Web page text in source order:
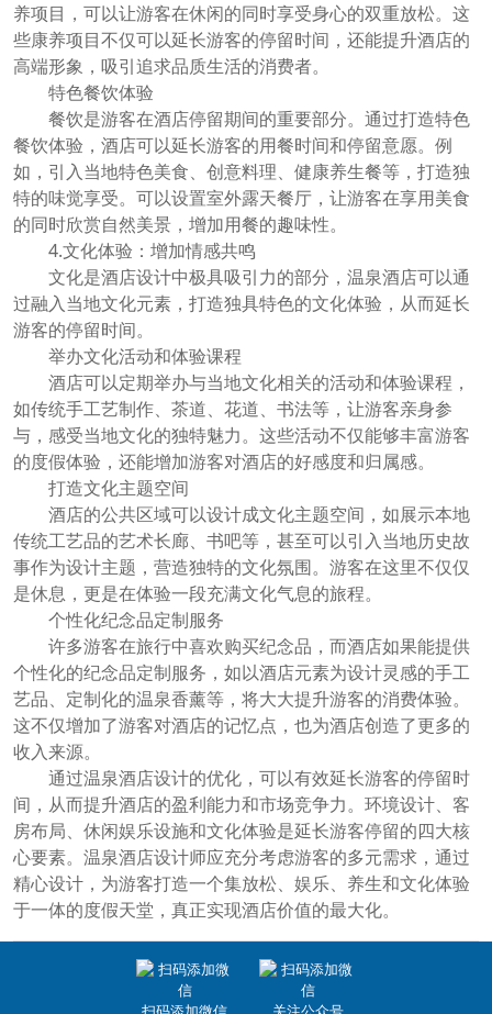
养项目，可以让游客在休闲的同时享受身心的双重放松。这
些康养项目不仅可以延长游客的停留时间，还能提升酒店的
高端形象，吸引追求品质生活的消费者。
特色餐饮体验
餐饮是游客在酒店停留期间的重要部分。通过打造特色
餐饮体验，酒店可以延长游客的用餐时间和停留意愿。例
如，引入当地特色美食、创意料理、健康养生餐等，打造独
特的味觉享受。可以设置室外露天餐厅，让游客在享用美食
的同时欣赏自然美景，增加用餐的趣味性。
4.文化体验：增加情感共鸣
文化是酒店设计中极具吸引力的部分，温泉酒店可以通
过融入当地文化元素，打造独具特色的文化体验，从而延长
游客的停留时间。
举办文化活动和体验课程
酒店可以定期举办与当地文化相关的活动和体验课程，
如传统手工艺制作、茶道、花道、书法等，让游客亲身参
与，感受当地文化的独特魅力。这些活动不仅能够丰富游客
的度假体验，还能增加游客对酒店的好感度和归属感。
打造文化主题空间
酒店的公共区域可以设计成文化主题空间，如展示本地
传统工艺品的艺术长廊、书吧等，甚至可以引入当地历史故
事作为设计主题，营造独特的文化氛围。游客在这里不仅仅
是休息，更是在体验一段充满文化气息的旅程。
个性化纪念品定制服务
许多游客在旅行中喜欢购买纪念品，而酒店如果能提供
个性化的纪念品定制服务，如以酒店元素为设计灵感的手工
艺品、定制化的温泉香薰等，将大大提升游客的消费体验。
这不仅增加了游客对酒店的记忆点，也为酒店创造了更多的
收入来源。
通过温泉酒店设计的优化，可以有效延长游客的停留时
间，从而提升酒店的盈利能力和市场竞争力。环境设计、客
房布局、休闲娱乐设施和文化体验是延长游客停留的四大核
心要素。温泉酒店设计师应充分考虑游客的多元需求，通过
精心设计，为游客打造一个集放松、娱乐、养生和文化体验
于一体的度假天堂，真正实现酒店价值的最大化。